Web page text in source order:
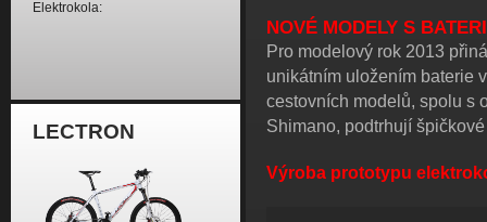
Elektrokola:
LECTRON
NOVÉ MODELY S
Pro modelový rok 2013
unikátním uložením baterie
cestovních modelů, spolu s
Shimano, podtrhují
Výroba prototypu